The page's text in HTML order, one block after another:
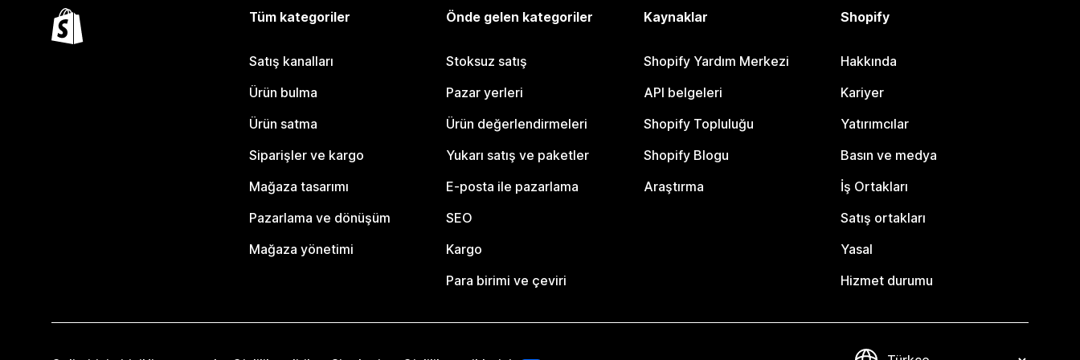
Tüm kategoriler
Satış kanalları
Ürün bulma
Ürün satma
Siparişler ve kargo
Mağaza tasarımı
Pazarlama ve dönüşüm
Mağaza yönetimi
Önde gelen kategoriler
Stoksuz satış
Pazar yerleri
Ürün değerlendirmeleri
Yukarı satış ve paketler
E-posta ile pazarlama
SEO
Kargo
Para birimi ve çeviri
Kaynaklar
Shopify Yardım Merkezi
API belgeleri
Shopify Topluluğu
Shopify Blogu
Araştırma
Shopify
Hakkında
Kariyer
Yatırımcılar
Basın ve medya
İş Ortakları
Satış ortakları
Yasal
Hizmet durumu